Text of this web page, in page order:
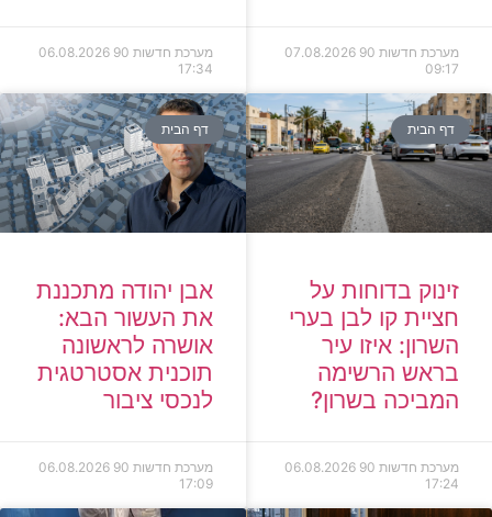
מערכת חדשות 90
07.08.2026
09:17
מערכת חדשות 90
06.08.2026
17:34
דף הבית
זינוק בדוחות על
חציית קו לבן בערי
השרון: איזו עיר
בראש הרשימה
המביכה בשרון?
מערכת חדשות 90
06.08.2026
17:24
דף הבית
אבן יהודה מתכננת
את העשור הבא:
אושרה לראשונה
תוכנית אסטרטגית
לנכסי ציבור
מערכת חדשות 90
06.08.2026
17:09